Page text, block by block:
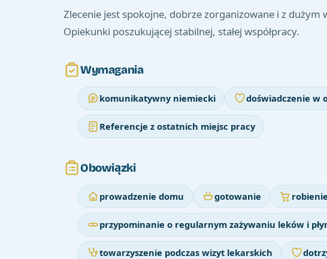
Zlecenie jest spokojne, dobrze zorganizowane i z dużym
Opiekunki poszukującej stabilnej, stałej współpracy.
Wymagania
komunikatywny niemiecki doświadczenie w
Referencje z ostatnich miejsc pracy
Obowiązki
prowadzenie domu gotowanie
przypominanie o regularnym zażywaniu leków i
towarzyszenie podczas wizyt lekarskich